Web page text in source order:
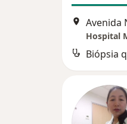
Avenida
Hospital